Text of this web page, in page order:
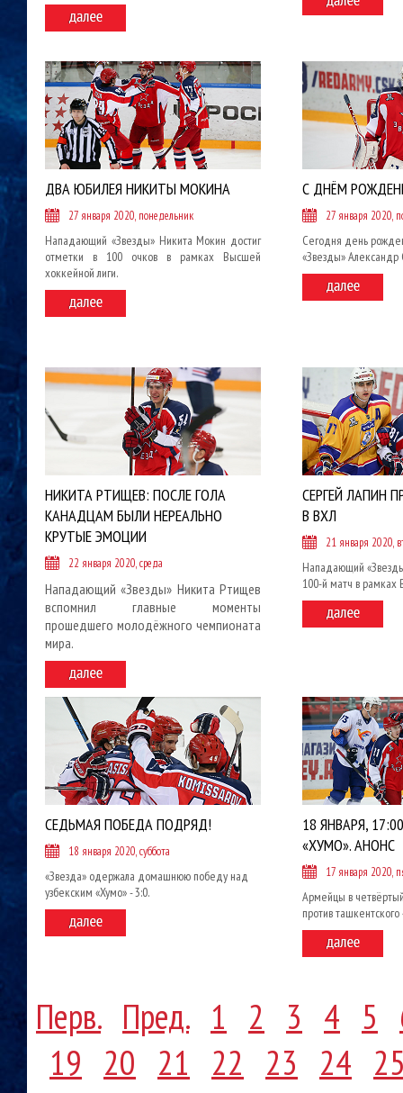
ДВА ЮБИЛЕЯ НИКИТЫ МОКИНА
27 января 2020, понедельник
Нападающий «Звезды» Никита Мокин достиг
отметки в 100 очков в рамках Высшей
хоккейной лиги.
С ДНЁМ
27 января 2020,
Сегодня день
«Звезды» Александр
НИКИТА РТИЩЕВ: ПОСЛЕ ГОЛА
КАНАДЦАМ БЫЛИ НЕРЕАЛЬНО
КРУТЫЕ ЭМОЦИИ
22 января 2020, среда
Нападающий «Звезды» Никита Ртищев
вспомнил главные моменты
прошедшего молодёжного чемпионата
мира.
СЕРГЕЙ ЛАПИН
В ВХЛ
21 января 2020,
Нападающий
100-й матч в рамках
СЕДЬМАЯ ПОБЕДА ПОДРЯД!
18 января 2020, суббота
«Звезда» одержала домашнюю победу над
узбекским «Хумо» - 3:0.
18 ЯНВАРЯ,
«ХУМО». АНОНС
17 января 2020,
Армейцы в
против ташкентского
Перв. Пред. 1 2 3 4 5
19 20 21 22 23 24